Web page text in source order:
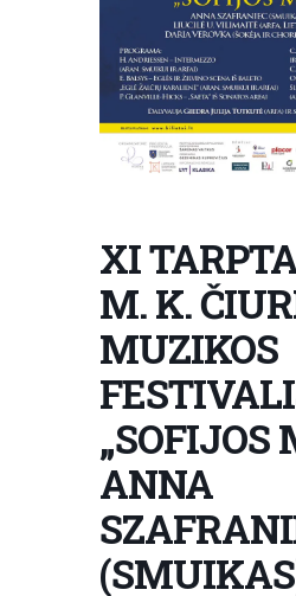
XI
M. K.
MUZIKOS
„SOFIJOS
ANNA